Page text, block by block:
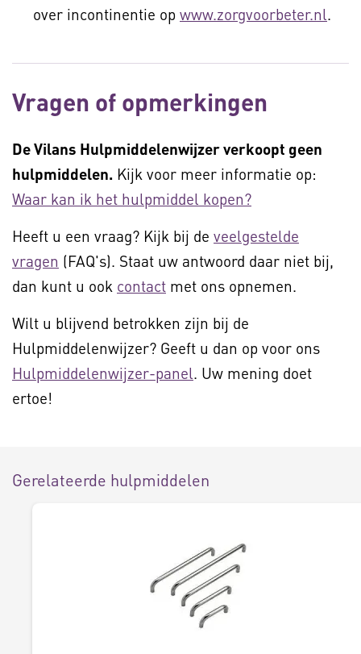
over incontinentie op www.zorgvoorbeter.nl.
Vragen of opmerkingen
De Vilans Hulpmiddelenwijzer verkoopt geen
hulpmiddelen. Kijk voor meer informatie op:
Waar kan ik het hulpmiddel kopen?
Heeft u een vraag? Kijk bij de veelgestelde
vragen (FAQ's). Staat uw antwoord daar niet bij,
dan kunt u ook contact met ons opnemen.
Wilt u blijvend betrokken zijn bij de
Hulpmiddelenwijzer? Geeft u dan op voor ons
Hulpmiddelenwijzer-panel. Uw mening doet
ertoe!
Gerelateerde hulpmiddelen